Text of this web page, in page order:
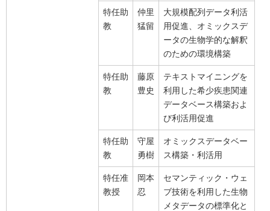
特任助
教
仲里
猛留
大規模配列データ利活
用促進、オミックスデ
ータの生物学的な解釈
のための環境構築
特任助
教
藤原
豊史
テキストマイニングを
利用した希少疾患関連
データベース構築およ
び利活用促進
特任助
教
守屋
勇樹
オミックスデータベー
ス構築・利活用
特任准
教授
岡本
忍
セマンティック・ウェ
ブ技術を利用した生物
メタデータの標準化と